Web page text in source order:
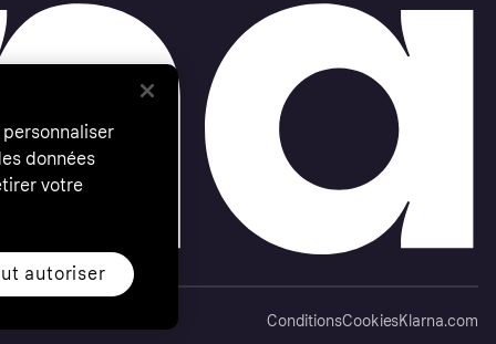
ConditionsCookiesKlarna.com
données
votre
autoriser